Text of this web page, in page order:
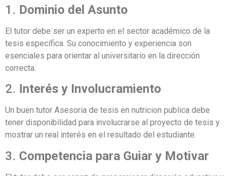
1. Dominio del Asunto
El tutor debe ser un experto en el sector académico de la
tesis específica. Su conocimiento y experiencia son
esenciales para orientar al universitario en la dirección
correcta.
2. Interés y Involucramiento
Un buen tutor Asesoria de tesis en nutricion publica debe
tener disponibilidad para involucrarse al proyecto de tesis y
mostrar un real interés en el resultado del estudiante.
3. Competencia para Guiar y Motivar